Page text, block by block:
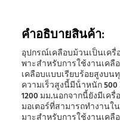
คําอธิบายสินค้า:
อุปกรณ์เคลือบม้วนเป็นเค
พาะสําหรับการใช้งานเค
เคลือบแบบเรียบร้อยสูงบ
ความเร็วสูงนี้มีน้ําหนัก
1200 มม.นอกจากนี้ยังมีเค
มอเตอร์ที่สามารถทํางานใ
มาะสําหรับการใช้งานเค